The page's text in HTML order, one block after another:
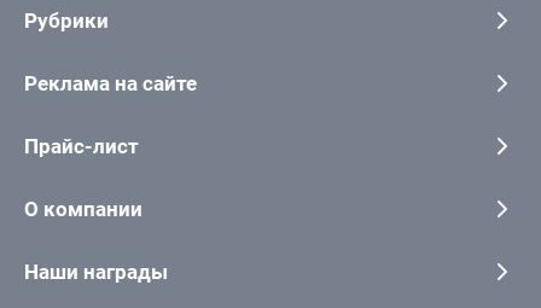
Рубрики
Реклама на сайте
Прайс-лист
О компании
Наши награды